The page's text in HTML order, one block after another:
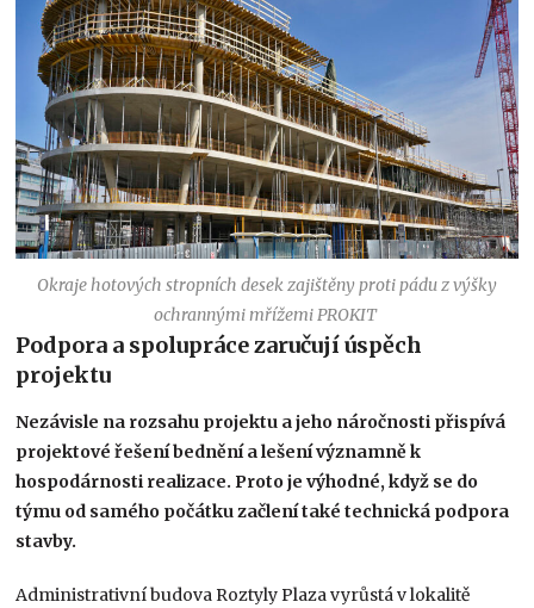
Okraje hotových stropních desek zajištěny proti pádu z výšky
ochrannými mřížemi PROKIT
Podpora a spolupráce zaručují úspěch
projektu
Nezávisle na rozsahu projektu a jeho náročnosti přispívá
projektové řešení bednění a lešení významně k
hospodárnosti realizace. Proto je výhodné, když se do
týmu od samého počátku začlení také technická podpora
stavby.
Administrativní budova Roztyly Plaza vyrůstá v lokalitě